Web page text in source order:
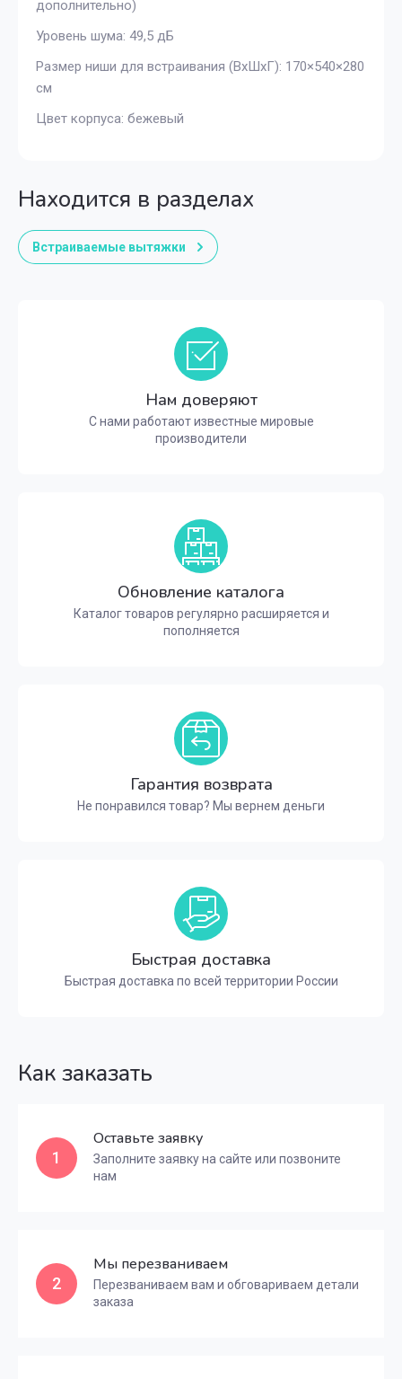
дополнительно)
Уровень шума: 49,5 дБ
Размер ниши для встраивания (ВхШхГ): 170×540×280
см
Цвет корпуса: бежевый
Находится в разделах
Встраиваемые вытяжки
Нам доверяют
С нами работают известные мировые
производители
Обновление каталога
Каталог товаров регулярно расширяется и
пополняется
Гарантия возврата
Не понравился товар? Мы вернем деньги
Быстрая доставка
Быстрая доставка по всей территории России
Как заказать
1
Оставьте заявку
Заполните заявку на сайте или позвоните
нам
2
Мы перезваниваем
Перезваниваем вам и обговариваем детали
заказа